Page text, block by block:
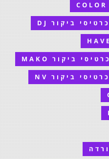
כרטיסי ביקור DJ
כרטיסי ביקור MAKO
כרטיסי ביקור NV